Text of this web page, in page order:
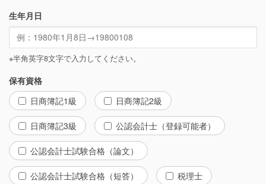
生年月日
※半角英字8文字で入力してください。
保有資格
日商簿記1級
日商簿記2級
日商簿記3級 公認会計士（登録可能者）
公認会計士試験合格（論文）
公認会計士試験合格（短答） 税理士